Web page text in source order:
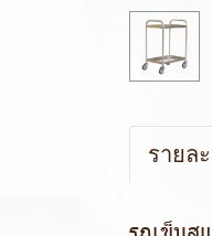
รายล
รถเข็นส